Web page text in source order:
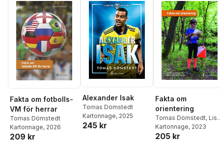
Fakta om fotbolls-
VM för herrar
Tomas Dömstedt
Kartonnage, 2026
209 kr
Alexander Isak
Tomas Dömstedt
Kartonnage, 2025
245 kr
Fakta om
orientering
Tomas Dömstedt, Lisa
Dömstedt Dalén
Kartonnage, 2023
205 kr